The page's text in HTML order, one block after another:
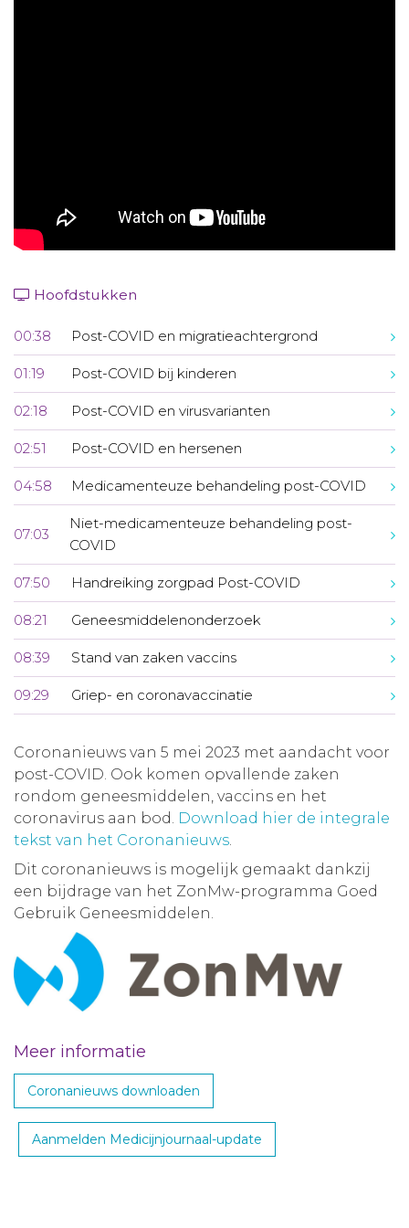
Hoofdstukken
00:38 Post-COVID en migratieachtergrond
01:19 Post-COVID bij kinderen
02:18 Post-COVID en virusvarianten
02:51 Post-COVID en hersenen
04:58 Medicamenteuze behandeling post-COVID
07:03
Niet-medicamenteuze behandeling post-
COVID
07:50 Handreiking zorgpad Post-COVID
08:21 Geneesmiddelenonderzoek
08:39 Stand van zaken vaccins
09:29 Griep- en coronavaccinatie
Coronanieuws van 5 mei 2023 met aandacht voor
post-COVID. Ook komen opvallende zaken
rondom geneesmiddelen, vaccins en het
coronavirus aan bod. Download hier de integrale
tekst van het Coronanieuws.
Dit coronanieuws is mogelijk gemaakt dankzij
een bijdrage van het ZonMw-programma Goed
Gebruik Geneesmiddelen.
Meer informatie
Coronanieuws downloaden
Aanmelden Medicijnjournaal-update